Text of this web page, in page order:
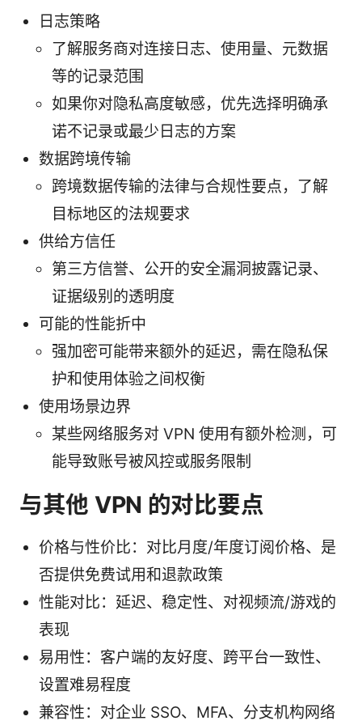
日志策略
了解服务商对连接日志、使用量、元数据
等的记录范围
如果你对隐私高度敏感，优先选择明确承
诺不记录或最少日志的方案
数据跨境传输
跨境数据传输的法律与合规性要点，了解
目标地区的法规要求
供给方信任
第三方信誉、公开的安全漏洞披露记录、
证据级别的透明度
可能的性能折中
强加密可能带来额外的延迟，需在隐私保
护和使用体验之间权衡
使用场景边界
某些网络服务对 VPN 使用有额外检测，可
能导致账号被风控或服务限制
与其他 VPN 的对比要点
价格与性价比：对比月度/年度订阅价格、是
否提供免费试用和退款政策
性能对比：延迟、稳定性、对视频流/游戏的
表现
易用性：客户端的友好度、跨平台一致性、
设置难易程度
兼容性：对企业 SSO、MFA、分支机构网络